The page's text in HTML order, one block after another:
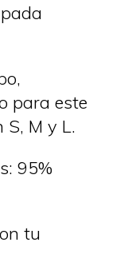
para este
S, M y L.
95%
tu